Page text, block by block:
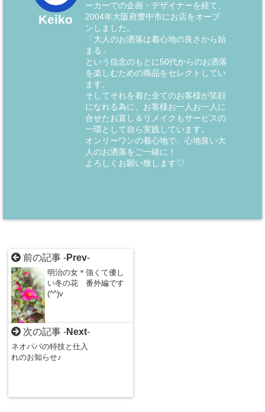
Keiko
ーカーでの企画・デザイナーを経て、
2004年大阪府豊中市にお店をオープ
ンしました。
「大人のお洒落は着心地の良さから始
まる」
という信念のもとに50代からのお洒落
を楽しむための商品をセレクトしてい
ます。
そしてそれを着た全てのお客様が笑顔
になれる為に、お客様お一人お一人に
合せたお直し＆リメイクもサービスの
一環として自ら実践しています。
オンリーワンの着心地で、心地良い大
人のお洒落をご一緒に！
よろしくお願い致します♡
前の記事 -Prev-
明治の女＊強くて優し
い冬の花 番外編です
(^^)v
次の記事 -Next-
ネオパパの特技と仕入
れのお知らせ♪